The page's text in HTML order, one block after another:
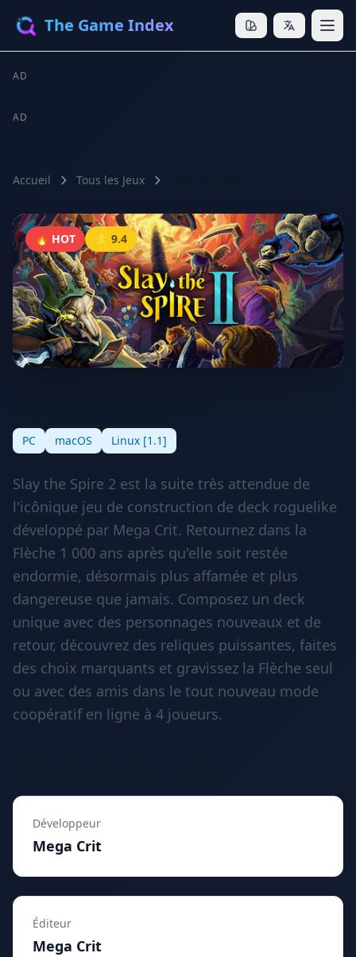
The Game Index
AD
AD
Accueil Tous les Jeux
🔥 HOT ⭐ 9.4
PC macOS Linux [1.1]
Slay the Spire 2 est la suite très attendue de
l'icônique jeu de construction de deck roguelike
développé par Mega Crit. Retournez dans la
Flèche 1 000 ans après qu'elle soit restée
endormie, désormais plus affamée et plus
dangereuse que jamais. Composez un deck
unique avec des personnages nouveaux et de
retour, découvrez des reliques puissantes, faites
des choix marquants et gravissez la Flèche seul
ou avec des amis dans le tout nouveau mode
coopératif en ligne à 4 joueurs.
Développeur
Mega Crit
Éditeur
Mega Crit